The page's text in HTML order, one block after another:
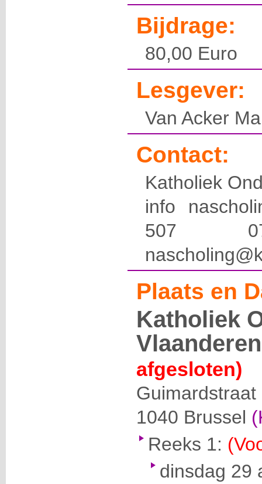
Bijdrage:
80,00 Euro
Lesgever:
Van Acker
Contact:
Katholiek
info
507
Plaats en
Katholiek
Vlaanderen
afgesloten)
Guimardstraat
1040 Brussel
Reeks 1:
dinsdag 29